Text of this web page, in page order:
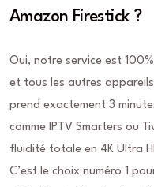
Amazon Firestick ?
Oui, notre service est
et tous les autres
prend exactement 3
comme IPTV Smarters ou
fluidité totale en 4K Ultra
C’est le choix numéro 1